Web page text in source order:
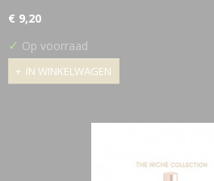
€ 9,20
✓ Op voorraad
IN WINKELWAGEN